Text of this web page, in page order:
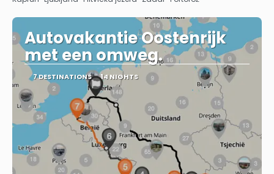
Autovakantie Oostenrijk
met een omweg.
7 DESTINATIONS 14 NIGHTS